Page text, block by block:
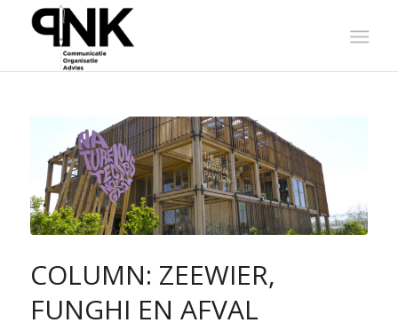
COLUMN: ZEEWIER,
FUNGHI EN AFVAL